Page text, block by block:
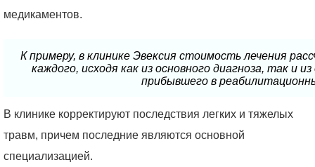
медикаментов.
К примеру, в клинике Эвексия стоимость лечения
каждого, исходя как из основного диагноза, так и
прибывшего в
В клинике корректируют последствия легких и тяжелых
травм, причем последние являются основной
специализацией.